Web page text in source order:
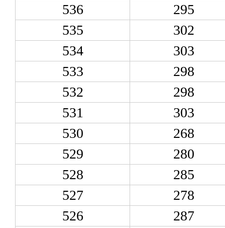
536
295
535
302
534
303
533
298
532
298
531
303
530
268
529
280
528
285
527
278
526
287